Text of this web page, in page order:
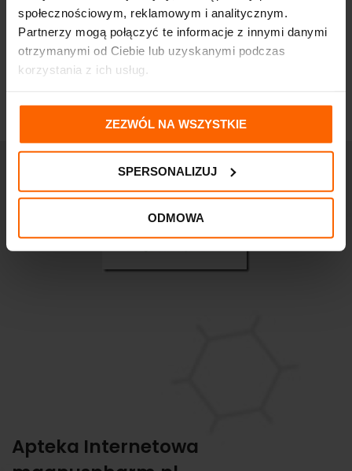
społecznościowym, reklamowym i analitycznym.
Partnerzy mogą połączyć te informacje z innymi danymi
otrzymanymi od Ciebie lub uzyskanymi podczas
korzystania z ich usług.
ZEZWÓL NA WSZYSTKIE
SPERSONALIZUJ
ODMOWA
Apteka Internetowa